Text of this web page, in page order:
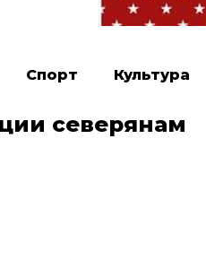
Спорт Культура
северянам